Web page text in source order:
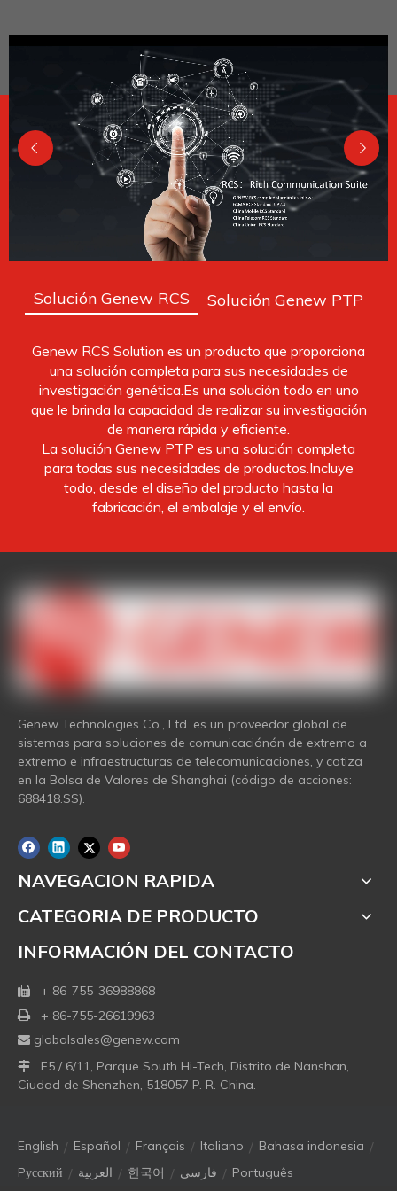
Solución Genew RCS Solución Genew PTP
Genew RCS Solution es un producto que proporciona
una solución completa para sus necesidades de
investigación genética.Es una solución todo en uno
que le brinda la capacidad de realizar su investigación
de manera rápida y eficiente.
La solución Genew PTP es una solución completa
para todas sus necesidades de productos.Incluye
todo, desde el diseño del producto hasta la
fabricación, el embalaje y el envío.
Genew Technologies Co., Ltd. es un proveedor global de
sistemas para soluciones de comunicaciónón de extremo a
extremo e infraestructuras de telecomunicaciones, y cotiza
en la Bolsa de Valores de Shanghai (código de acciones:
688418.SS).
NAVEGACION RAPIDA
CATEGORIA DE PRODUCTO
INFORMACIÓN DEL CONTACTO
 + 86-755-36988868
 + 86-755-26619963
 globalsales@genew.com
 F5 / 6/11, Parque South Hi-Tech, Distrito de Nanshan,
Ciudad de Shenzhen, 518057 P. R. China.
English / Español / Français / Italiano / Bahasa indonesia /
Pусский / العربية / 한국어 / فارسی / Português